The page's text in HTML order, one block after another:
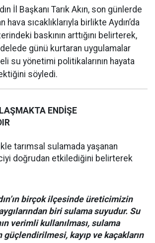
İl Başkanı Tarık Akın, son günlerde
sıcaklıklarıyla birlikte Aydın’da
baskının arttığını belirterek,
günü kurtaran uygulamalar
su yönetimi politikalarının hayata
söyledi.
ENDİŞE
tarımsal sulamada yaşanan
doğrudan etkilediğini belirterek
birçok ilçesinde üreticimizin
biri sulama suyudur. Su
verimli kullanılması, sulama
güçlendirilmesi, kayıp ve kaçakların